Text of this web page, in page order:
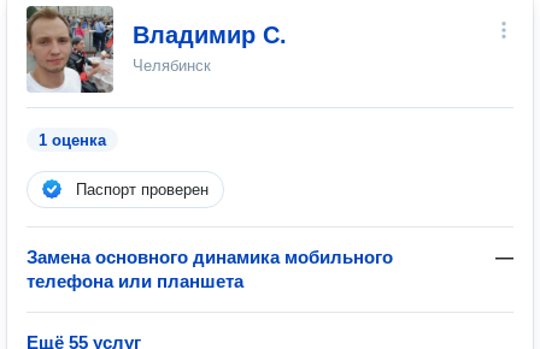
Владимир С.
Челябинск
1 оценка
Паспорт проверен
Замена основного динамика мобильного
телефона или планшета
—
Ещё 55 услуг